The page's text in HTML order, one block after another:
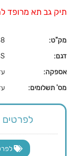
תיק גב תא מרופד
מק"ט:
דגם:
אספקה:
עד 7
מס' תשלומים:
עד 3
לפרטים